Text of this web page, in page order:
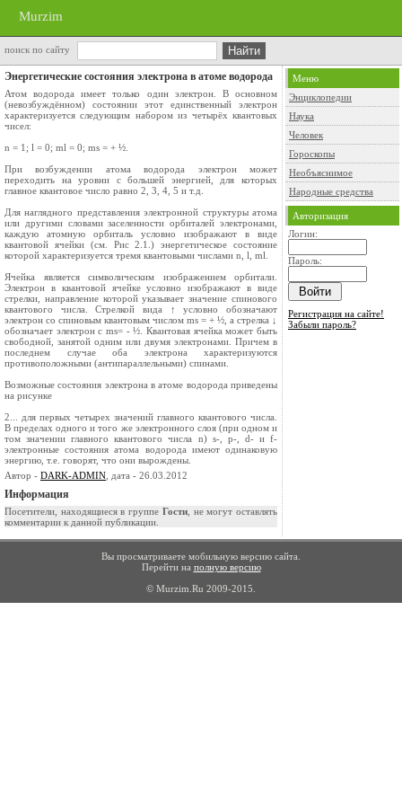
Murzim
поиск по сайту
Энергетические состояния электрона в атоме водорода
Атом водорода имеет только один электрон. В основном
(невозбуждённом) состоянии этот единственный электрон
характеризуется следующим набором из четырёх квантовых
чисел:
n = 1; l = 0; ml = 0; ms = + ½.
При возбуждении атома водорода электрон может
переходить на уровни с большей энергией, для которых
главное квантовое число равно 2, 3, 4, 5 и т.д.
Для наглядного представления электронной структуры атома
или другими словами заселенности орбиталей электронами,
каждую атомную орбиталь условно изображают в виде
квантовой ячейки (см. Рис 2.1.) энергетическое состояние
которой характеризуется тремя квантовыми числами n, l, ml.
Ячейка является символическим изображением орбитали.
Электрон в квантовой ячейке условно изображают в виде
стрелки, направление которой указывает значение спинового
квантового числа. Стрелкой вида ↑ условно обозначают
электрон со спиновым квантовым числом ms = + ½, а стрелка ↓
обозначает электрон c ms= - ½. Квантовая ячейка может быть
свободной, занятой одним или двумя электронами. Причем в
последнем случае оба электрона характеризуются
противоположными (антипараллельными) спинами.
Возможные состояния электрона в атоме водорода приведены
на рисунке
2... для первых четырех значений главного квантового числа.
В пределах одного и того же электронного слоя (при одном и
том значении главного квантового числа n) s-, p-, d- и f-
электронные состояния атома водорода имеют одинаковую
энергию, т.е. говорят, что они вырождены.
Автор - DARK-ADMIN , дата - 26.03.2012
Информация
Посетители, находящиеся в группе Гости, не могут оставлять
комментарии к данной публикации.
Меню
Энциклопедии
Наука
Человек
Гороскопы
Необъяснимое
Народные средства
Авторизация
Логин:
Пароль:
Регистрация на сайте!
Забыли пароль?
Вы просматриваете мобильную версию сайта.
Перейти на полную версию
© Murzim.Ru 2009-2015.